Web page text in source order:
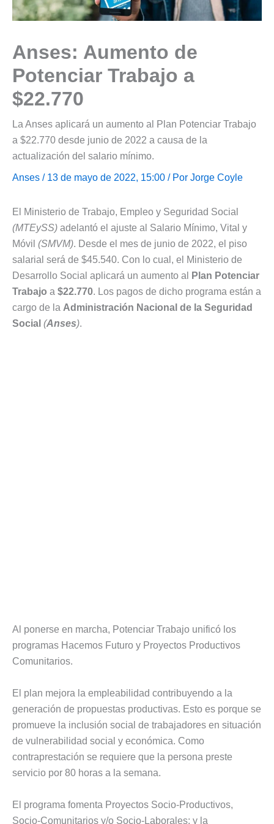
Anses: Aumento de
Potenciar Trabajo a
$22.770
La Anses aplicará un aumento al Plan Potenciar Trabajo
a $22.770 desde junio de 2022 a causa de la
actualización del salario mínimo.
Anses / 13 de mayo de 2022, 15:00 / Por Jorge Coyle
El Ministerio de Trabajo, Empleo y Seguridad Social
(MTEySS) adelantó el ajuste al Salario Mínimo, Vital y
Móvil (SMVM). Desde el mes de junio de 2022, el piso
salarial será de $45.540. Con lo cual, el Ministerio de
Desarrollo Social aplicará un aumento al
Plan Potenciar
Trabajo a $22.770. Los pagos de dicho programa están a
cargo de la Administración Nacional de la Seguridad
Social (Anses).
Al ponerse en marcha, Potenciar Trabajo unificó los
programas Hacemos Futuro y Proyectos Productivos
Comunitarios.
El plan mejora la empleabilidad contribuyendo a la
generación de propuestas productivas. Esto es porque se
promueve la inclusión social de trabajadores en situación
de vulnerabilidad social y económica. Como
contraprestación se requiere que la persona preste
servicio por 80 horas a la semana.
El programa fomenta Proyectos Socio-Productivos,
Socio-Comunitarios y/o Socio-Laborales; y la